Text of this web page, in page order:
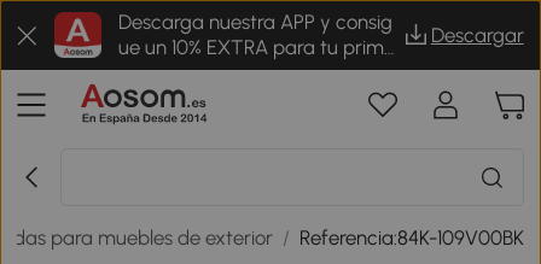
Descarga nuestra APP y consig
ue un 10% EXTRA para tu prime
r pedido
Descargar
para muebles de exterior / Referencia:84K-109V00BK